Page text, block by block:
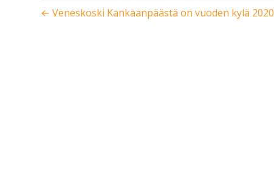
← Veneskoski Kankaanpäästä on vuoden kylä 2020